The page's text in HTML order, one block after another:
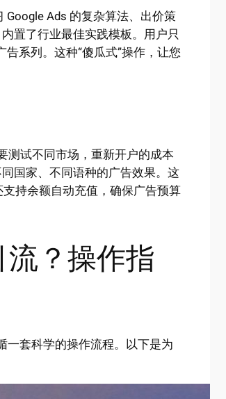
Ads 的复杂算法、出价策
置了行业最佳实践模板。用户只
系列。这种“傻瓜式”操作，让您
测试不同市场，重新开户的成本
国家、不同语种的广告效果。这
持余额自动充值，确保广告预算
？操作指
一套科学的操作流程。以下是为